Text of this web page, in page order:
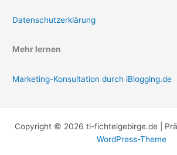
Datenschutzerklärung
Mehr lernen
Marketing-Konsultation durch iBlogging.de
Copyright © 2026 ti-fichtelgebirge.de |
WordPress-Theme